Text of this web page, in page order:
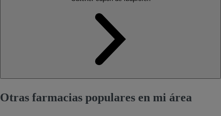
Otras farmacias populares en mi área